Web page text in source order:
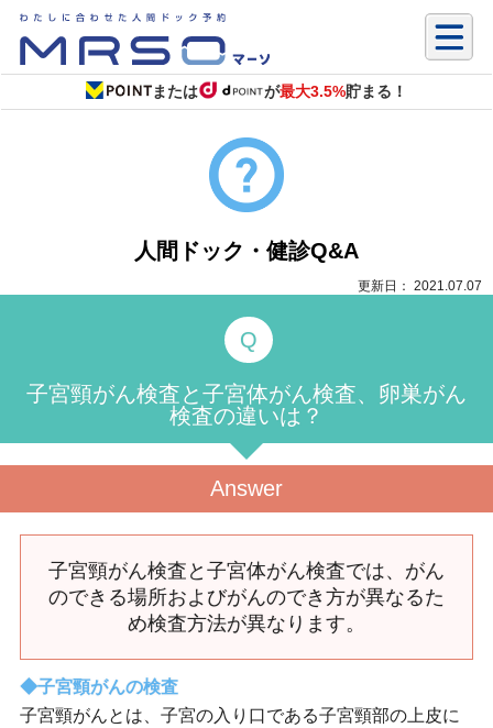
または が最大3.5%貯まる！
人間ドック・健診Q&A
更新日： 2021.07.07
子宮頸がん検査と子宮体がん検査、卵巣がん
検査の違いは？
Answer
子宮頸がん検査と子宮体がん検査では、がん
のできる場所およびがんのでき方が異なるた
め検査方法が異なります。
子宮頸がんの検査
子宮頸がんとは、子宮の入り口である子宮頸部の上皮に